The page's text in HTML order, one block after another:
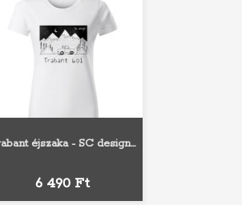
éjszaka - SC design...
Ár
6 490 Ft